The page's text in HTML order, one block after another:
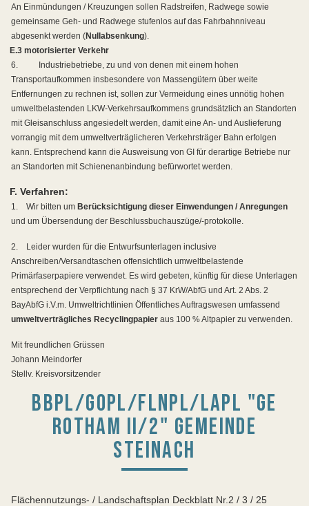
An Einmündungen / Kreuzungen sollen Radstreifen, Radwege sowie
gemeinsame Geh- und Radwege stufenlos auf das Fahrbahnniveau
abgesenkt werden (Nullabsenkung).
E.3 motorisierter Verkehr
6.
Industriebetriebe, zu und von denen mit einem hohen
Transportaufkommen insbesondere von Massengütern über weite
Entfernungen zu rechnen ist, sollen zur Vermeidung eines unnötig hohen
umweltbelastenden LKW-Verkehrsaufkommens grundsätzlich an Standorten
mit Gleisanschluss angesiedelt werden, damit eine An- und Auslieferung
vorrangig mit dem umweltverträglicheren Verkehrsträger Bahn erfolgen
kann. Entsprechend kann die Ausweisung von GI für derartige Betriebe nur
an Standorten mit Schienenanbindung befürwortet werden.
F. Verfahren:
1. Wir bitten um Berücksichtigung dieser Einwendungen / Anregungen
und um Übersendung der Beschlussbuchauszüge/-protokolle.
2.
Leider wurden für die Entwurfsunterlagen inclusive
Anschreiben/Versandtaschen offensichtlich umweltbelastende
Primärfaserpapiere verwendet. Es wird gebeten, künftig für diese Unterlagen
entsprechend der Verpflichtung nach § 37 KrW/AbfG und Art. 2 Abs. 2
BayAbfG i.V.m. Umweltrichtlinien Öffentliches Auftragswesen umfassend
umweltverträgliches Recyclingpapier aus 100 % Altpapier zu verwenden.
Mit freundlichen Grüssen
Johann Meindorfer
Stellv. Kreisvorsitzender
BBPL/GOPL/FLNPL/LAPL "GE
ROTHAM II/2" GEMEINDE
STEINACH
Flächennutzungs- / Landschaftsplan Deckblatt Nr.2 / 3 / 25